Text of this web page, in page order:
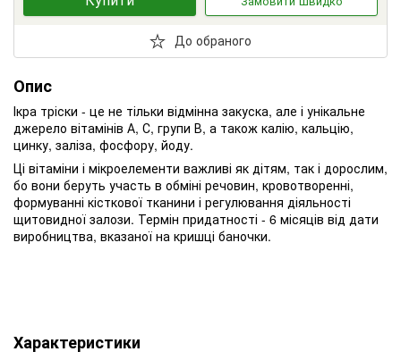
До обраного
Опис
Ікра тріски - це не тільки відмінна закуска, але і унікальне
джерело вітамінів А, С, групи В, а також калію, кальцію,
цинку, заліза, фосфору, йоду.
Ці вітаміни і мікроелементи важливі як дітям, так і дорослим,
бо вони беруть участь в обміні речовин, кровотворенні,
формуванні кісткової тканини і регулювання діяльності
щитовидної залози. Термін придатності - 6 місяців від дати
виробництва, вказаної на кришці баночки.
Характеристики